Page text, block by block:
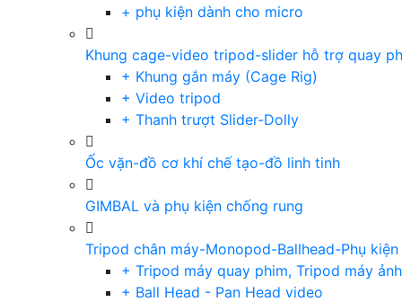
+ phụ kiện dành cho micro
Khung cage-video tripod-slider hỗ trợ quay
+ Khung gắn máy (Cage Rig)
+ Video tripod
+ Thanh trượt Slider-Dolly
Ốc vặn-đồ cơ khí chế tạo-đồ linh tinh
GIMBAL và phụ kiện chống rung
Tripod chân máy-Monopod-Ballhead-Phụ kiện
+ Tripod máy quay phim, Tripod máy
+ Ball Head - Pan Head video